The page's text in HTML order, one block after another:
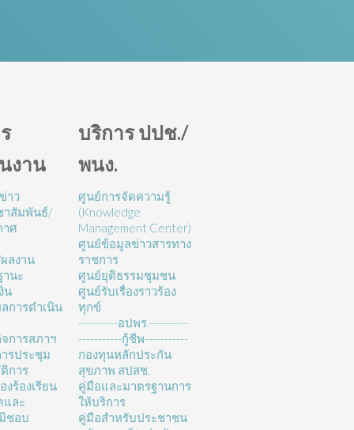
งาน
าว
าสัมพันธ์/
าศ
ลงาน
นะ
น
การดำเนิน
การสภาฯ
รประชุม
การ
งร้องเรียน
และ
ชอบ
บริการ ปปช./
พนง.
ศูนย์การจัดความรู้
(Knowledge
Management Center)
ศูนย์ข้อมูลข่าวสารทาง
ราชการ
ศูนย์ยุติธรรมชุมชน
ศูนย์รับเรื่องราวร้อง
ทุกข์
----------อปพร.----------
-----------กู้ชีพ-----------
กองทุนหลักประกัน
สุขภาพ สปสช.
คู่มือและมาตรฐานการ
ให้บริการ
คู่มือสำหรับประชาชน